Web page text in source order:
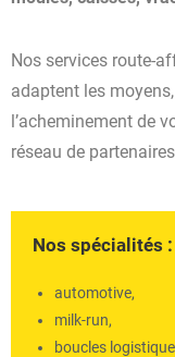
Nos services route-
adaptent les
l’acheminement de
réseau de
Nos spécialités :
automotive,
milk-run,
boucles